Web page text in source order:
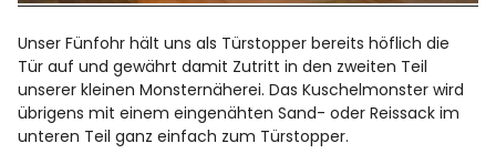
Unser Fünfohr hält uns als Türstopper bereits höflich die
Tür auf und gewährt damit Zutritt in den zweiten Teil
unserer kleinen Monsternäherei. Das Kuschelmonster wird
übrigens mit einem eingenähten Sand- oder Reissack im
unteren Teil ganz einfach zum Türstopper.